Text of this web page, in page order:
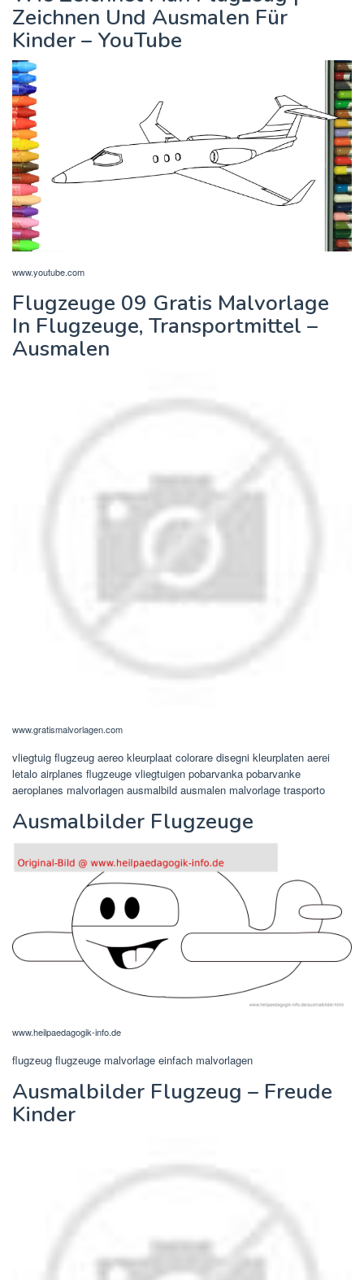
Zeichnen Und Ausmalen Für
Kinder – YouTube
www.youtube.com
Flugzeuge 09 Gratis Malvorlage
In Flugzeuge, Transportmittel –
Ausmalen
www.gratismalvorlagen.com
vliegtuig flugzeug aereo kleurplaat colorare disegni kleurplaten aerei
letalo airplanes flugzeuge vliegtuigen pobarvanka pobarvanke
aeroplanes malvorlagen ausmalbild ausmalen malvorlage trasporto
Ausmalbilder Flugzeuge
www.heilpaedagogik-info.de
flugzeug flugzeuge malvorlage einfach malvorlagen
Ausmalbilder Flugzeug – Freude
Kinder